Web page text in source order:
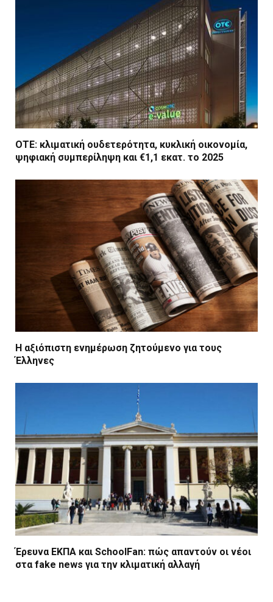
ΟΤΕ: κλιματική ουδετερότητα, κυκλική οικονομία,
ψηφιακή συμπερίληψη και €1,1 εκατ. το 2025
Η αξιόπιστη ενημέρωση ζητούμενο για τους
Έλληνες
Έρευνα ΕΚΠΑ και SchoolFan: πώς απαντούν οι νέοι
στα fake news για την κλιματική αλλαγή